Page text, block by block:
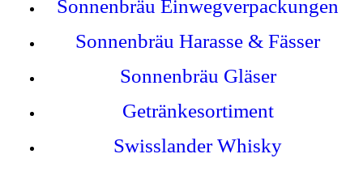
Sonnenbräu Einwegverpackungen
Sonnenbräu Harasse & Fässer
Sonnenbräu Gläser
Getränkesortiment
Swisslander Whisky